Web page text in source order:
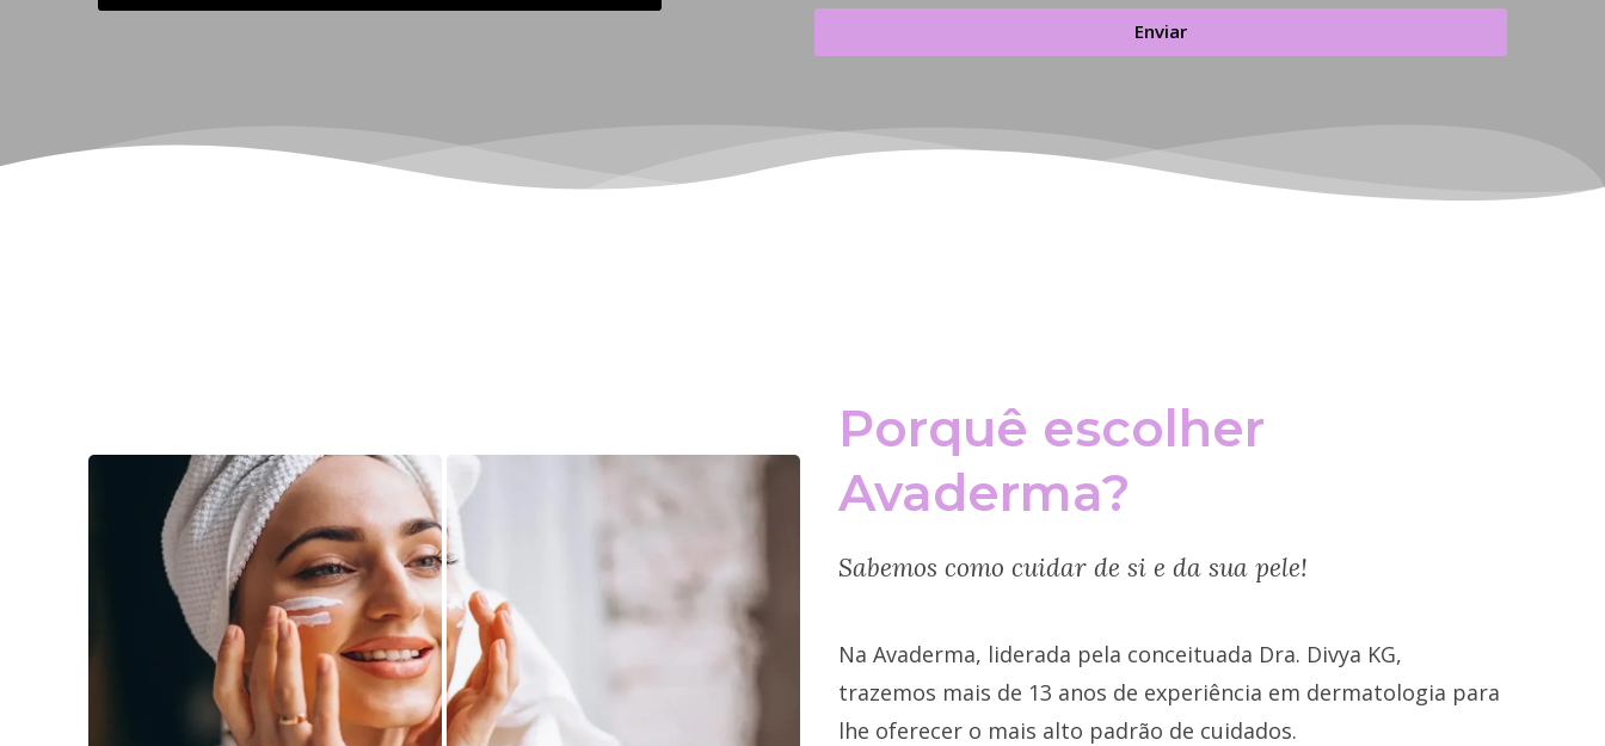
Enviar
Porquê escolher
Avaderma?
Sabemos como cuidar de si e da sua pele!
Na Avaderma, liderada pela conceituada Dra. Divya KG,
trazemos mais de 13 anos de experiência em dermatologia para
lhe oferecer o mais alto padrão de cuidados.